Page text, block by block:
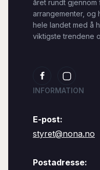
året rundt
arrangementer, og
hele landet med å
viktigste trendene
INFORMATION
E-post:
styret@nona.no
Postadresse: